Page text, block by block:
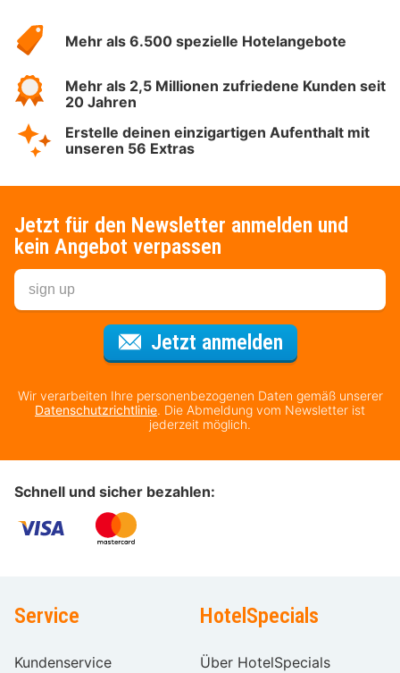
Hotelspecials
Mehr als 6.500 spezielle Hotelangebote
Mehr als 2,5 Millionen zufriedene Kunden seit
20 Jahren
Erstelle deinen einzigartigen Aufenthalt mit
unseren 56 Extras
Jetzt für den Newsletter anmelden und
kein Angebot verpassen
Jetzt anmeldenFür den
Wir verarbeiten Ihre personenbezogenen Daten gemäß unserer
Datenschutzrichtlinie. Die Abmeldung vom Newsletter ist
jederzeit möglich.
Schnell und sicher bezahlen:
Service
Kundenservice
HotelSpecials
Über HotelSpecials